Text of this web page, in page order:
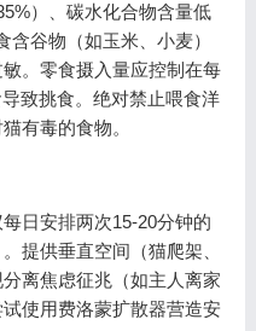
）、碳水化合物含量低
含谷物（如玉米、小麦）
。零食摄入量应控制在每
致挑食。绝对禁止喂食洋
有毒的食物。
日安排两次15-20分钟的
提供垂直空间（猫爬架、
离焦虑征兆（如主人离家
使用费洛蒙扩散器营造安